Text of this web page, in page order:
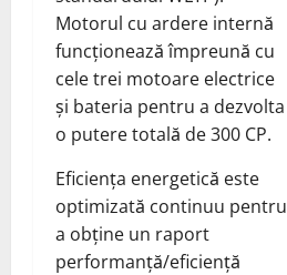
Motorul cu ardere internă
funcționează împreună cu
cele trei motoare electrice
și bateria pentru a dezvolta
o putere totală de 300 CP.
Eficiența energetică este
optimizată continuu pentru
a obține un raport
performanță/eficiență